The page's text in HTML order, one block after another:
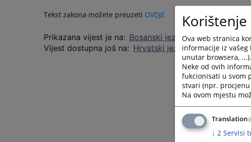
Tekst zakona možete preuzeti OVDJE
Prikazana vijest je na: Bosanski jezik
Vijest dostupna još na: Hrvatski jezik Српски језик
Korištenje
Ova web stranica
informacije iz
unutar browsera, ...).
Neke od ovih
fukcionisati u svom
stvari (npr.
Na ovom mjestu
Translation
↓ 2 Servisi